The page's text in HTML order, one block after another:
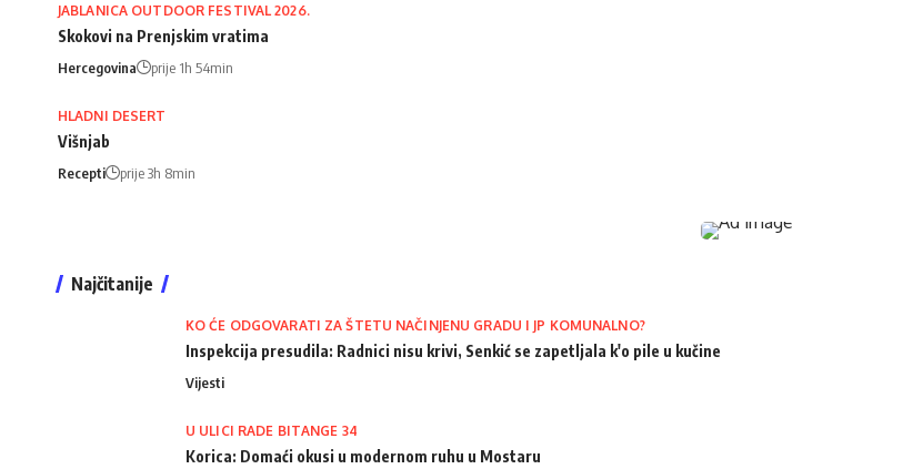
JABLANICA OUTDOOR FESTIVAL 2026.
Skokovi na Prenjskim vratima
Hercegovina prije 1h 54min
HLADNI DESERT
Višnjab
Recepti prije 3h 8min
Najčitanije
KO ĆE ODGOVARATI ZA ŠTETU NAČINJENU GRADU I JP KOMUNALNO?
Inspekcija presudila: Radnici nisu krivi, Senkić se zapetljala k'o pile u kučine
Vijesti
U ULICI RADE BITANGE 34
Korica: Domaći okusi u modernom ruhu u Mostaru